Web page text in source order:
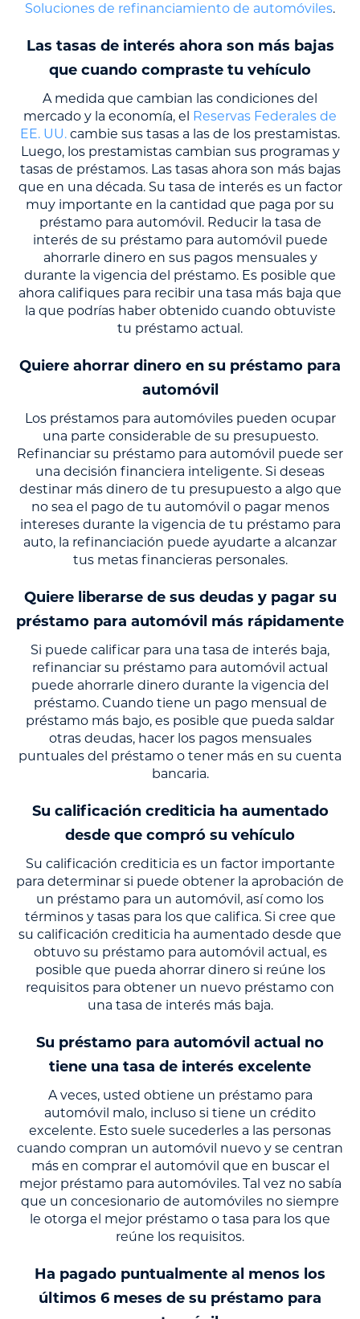
Soluciones de refinanciamiento de automóviles.
Las tasas de interés ahora son más bajas
que cuando compraste tu vehículo
A medida que cambian las condiciones del
mercado y la economía, el Reservas Federales de
EE. UU. cambie sus tasas a las de los prestamistas.
Luego, los prestamistas cambian sus programas y
tasas de préstamos. Las tasas ahora son más bajas
que en una década. Su tasa de interés es un factor
muy importante en la cantidad que paga por su
préstamo para automóvil. Reducir la tasa de
interés de su préstamo para automóvil puede
ahorrarle dinero en sus pagos mensuales y
durante la vigencia del préstamo. Es posible que
ahora califiques para recibir una tasa más baja que
la que podrías haber obtenido cuando obtuviste
tu préstamo actual.
Quiere ahorrar dinero en su préstamo para
automóvil
Los préstamos para automóviles pueden ocupar
una parte considerable de su presupuesto.
Refinanciar su préstamo para automóvil puede ser
una decisión financiera inteligente. Si deseas
destinar más dinero de tu presupuesto a algo que
no sea el pago de tu automóvil o pagar menos
intereses durante la vigencia de tu préstamo para
auto, la refinanciación puede ayudarte a alcanzar
tus metas financieras personales.
Quiere liberarse de sus deudas y pagar su
préstamo para automóvil más rápidamente
Si puede calificar para una tasa de interés baja,
refinanciar su préstamo para automóvil actual
puede ahorrarle dinero durante la vigencia del
préstamo. Cuando tiene un pago mensual de
préstamo más bajo, es posible que pueda saldar
otras deudas, hacer los pagos mensuales
puntuales del préstamo o tener más en su cuenta
bancaria.
Su calificación crediticia ha aumentado
desde que compró su vehículo
Su calificación crediticia es un factor importante
para determinar si puede obtener la aprobación de
un préstamo para un automóvil, así como los
términos y tasas para los que califica. Si cree que
su calificación crediticia ha aumentado desde que
obtuvo su préstamo para automóvil actual, es
posible que pueda ahorrar dinero si reúne los
requisitos para obtener un nuevo préstamo con
una tasa de interés más baja.
Su préstamo para automóvil actual no
tiene una tasa de interés excelente
A veces, usted obtiene un préstamo para
automóvil malo, incluso si tiene un crédito
excelente. Esto suele sucederles a las personas
cuando compran un automóvil nuevo y se centran
más en comprar el automóvil que en buscar el
mejor préstamo para automóviles. Tal vez no sabía
que un concesionario de automóviles no siempre
le otorga el mejor préstamo o tasa para los que
reúne los requisitos.
Ha pagado puntualmente al menos los
últimos 6 meses de su préstamo para